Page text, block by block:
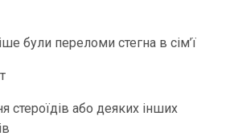
були переломи стегна в сім’ї
стероїдів або деяких інших